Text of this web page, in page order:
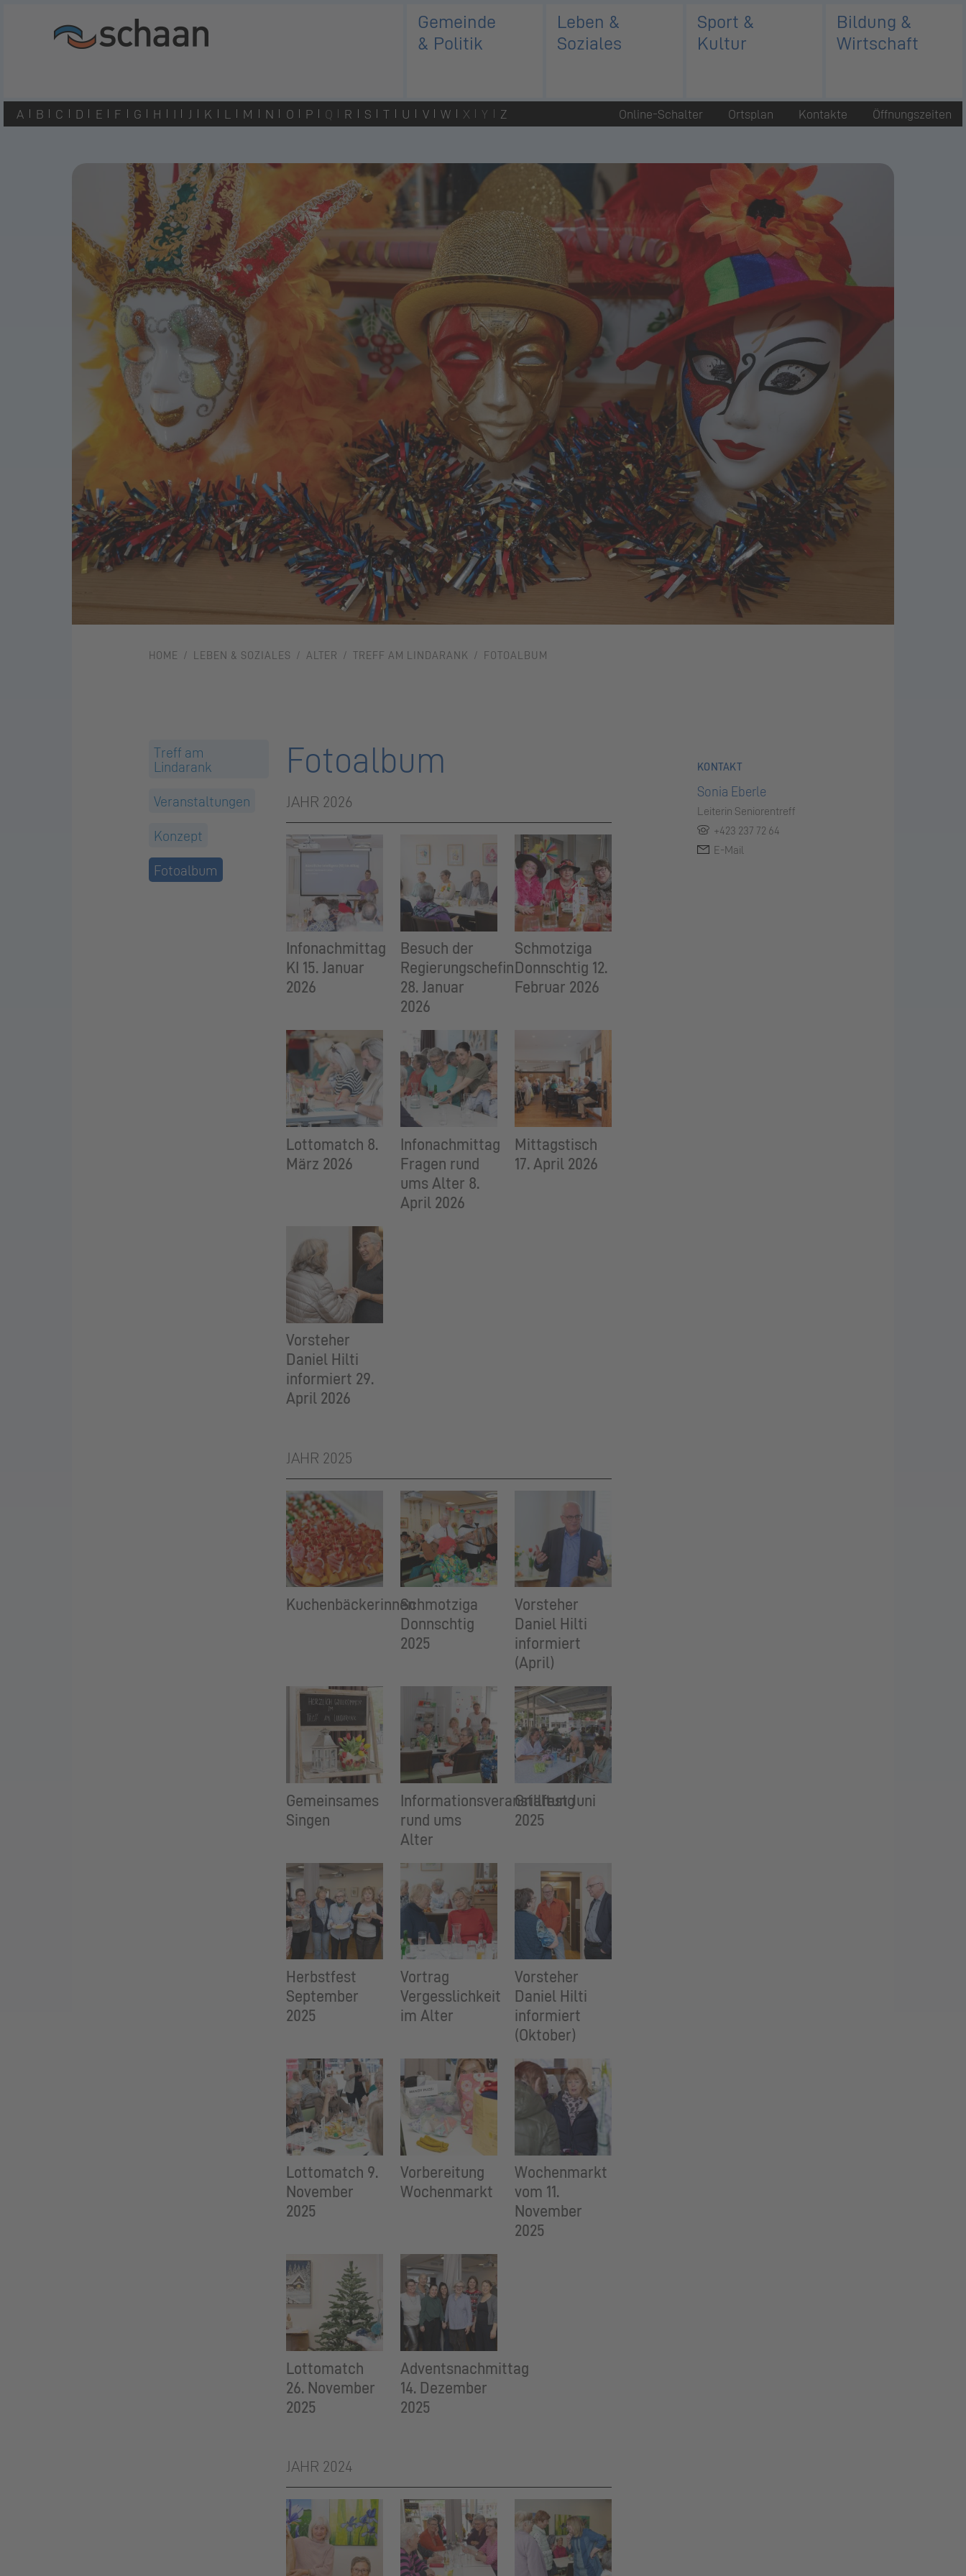
Gemeinde
& Politik
Leben &
Soziales
Sport &
Kultur
Bildung &
Wirtschaft
A B C D E F G H I J K L M N O P Q R S T U V W X Y Z Online-Schalter Ortsplan Kontakte Öffnungszeiten
HOME LEBEN & SOZIALES ALTER TREFF AM LINDARANK FOTOALBUM
Treff am
Lindarank
Veranstaltungen
Konzept
Fotoalbum
Fotoalbum
JAHR 2026
Infonachmittag
KI 15. Januar
2026
Besuch der
Regierungschefin
28. Januar
2026
Schmotziga
Donnschtig 12.
Februar 2026
Lottomatch 8.
März 2026
Infonachmittag
Fragen rund
ums Alter 8.
April 2026
Mittagstisch
17. April 2026
Vorsteher
Daniel Hilti
informiert 29.
April 2026
JAHR 2025
KuchenbäckerinnenSchmotziga
Donnschtig
2025
Vorsteher
Daniel Hilti
informiert
(April)
Gemeinsames
Singen
Informationsveranstaltung
rund ums
Alter
Grillfest Juni
2025
Herbstfest
September
2025
Vortrag
Vergesslichkeit
im Alter
Vorsteher
Daniel Hilti
informiert
(Oktober)
Lottomatch 9.
November
2025
Vorbereitung
Wochenmarkt
Wochenmarkt
vom 11.
November
2025
Lottomatch
26. November
2025
Adventsnachmittag
14. Dezember
2025
JAHR 2024
KONTAKT
Sonia Eberle
Leiterin Seniorentreff
+423 237 72 64
E-Mail